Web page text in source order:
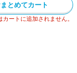
まとめてカート
ートに追加されません。